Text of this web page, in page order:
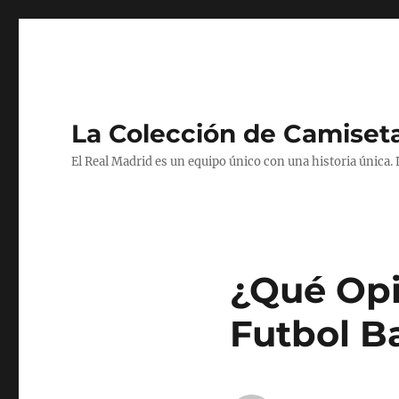
La Colección de
El Real Madrid es un equipo único con una historia
¿Qué
Futbol